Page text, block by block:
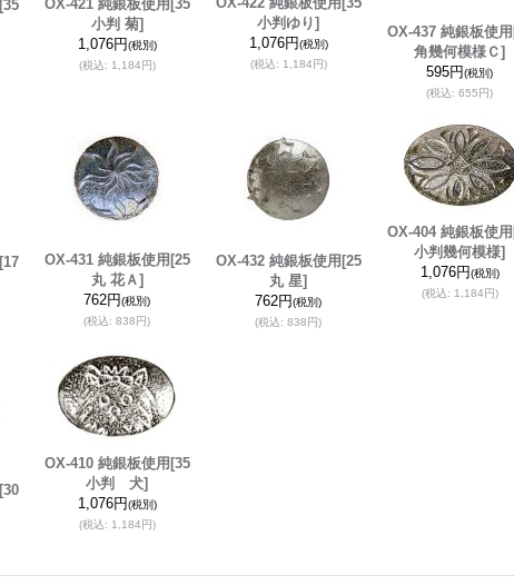
[35
OX-421 純銀板使用 [35
小判 菊]
1,076円(税別)
(税込: 1,184円)
小判ゆり]
1,076円(税別)
(税込: 1,184円)
OX-437 純銀板使用
角幾何模様Ｃ]
595円(税別)
(税込: 655円)
[17
OX-431 純銀板使用 [25
丸 花Ａ]
762円(税別)
(税込: 838円)
OX-432 純銀板使用 [25
丸 星]
762円(税別)
(税込: 838円)
OX-404 純銀板使用
小判幾何模様]
1,076円(税別)
(税込: 1,184円)
[30
OX-410 純銀板使用 [35
小判 犬]
1,076円(税別)
(税込: 1,184円)